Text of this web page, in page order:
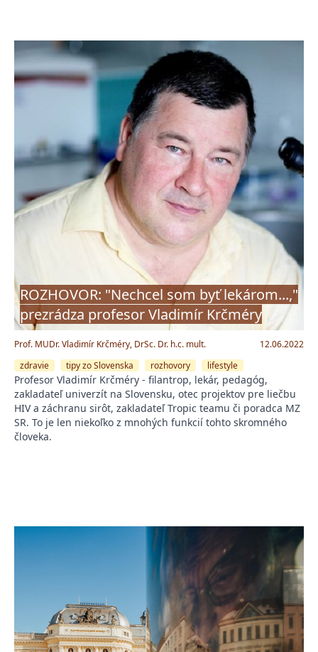
ROZHOVOR: "Nechcel som byť lekárom...,"
prezrádza profesor Vladimír Krčméry
Prof. MUDr. Vladimír Krčméry, DrSc. Dr. h.c. mult.
12.06.2022
zdravie
tipy zo Slovenska rozhovory lifestyle
Profesor Vladimír Krčméry - filantrop, lekár, pedagóg,
zakladateľ univerzít na Slovensku, otec projektov pre liečbu
HIV a záchranu sirôt, zakladateľ Tropic teamu či poradca MZ
SR. To je len niekoľko z mnohých funkcií tohto skromného
človeka.